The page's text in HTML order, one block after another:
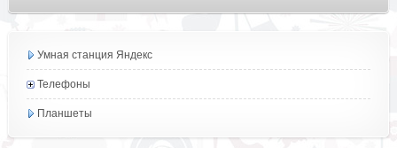
Умная станция Яндекс
Телефоны
Планшеты